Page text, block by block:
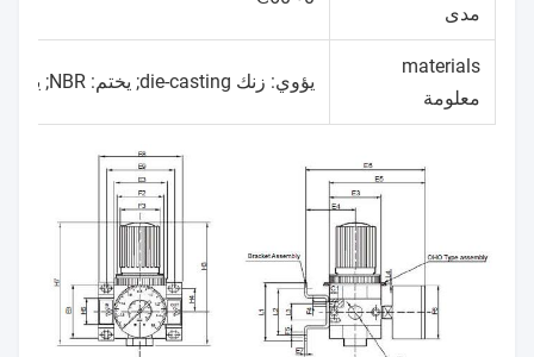
مدى
materials
معلومة
يؤوي: زنك die-casting; يختم: NBR; يكيّف كعبرة: POM